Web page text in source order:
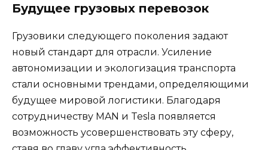
Будущее грузовых перевозок
Грузовики следующего поколения задают
новый стандарт для отрасли. Усиление
автономизации и экологизация транспорта
стали основными трендами, определяющими
будущее мировой логистики. Благодаря
сотрудничеству MAN и Tesla появляется
возможность усовершенствовать эту сферу,